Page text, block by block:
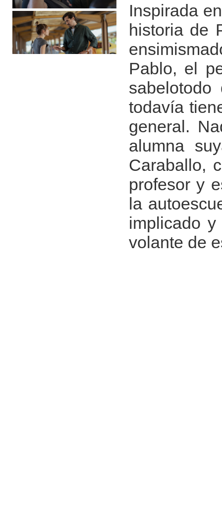
Inspirada
historia de
Pablo, el
todavía
general.
alumna
Caraballo,
profesor y
la
implicado
volante de